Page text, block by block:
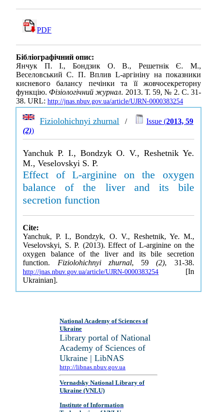
PDF
Бібліографічний опис:
Янчук П. І., Бондзик О. В., Решетнік Є. М.,
Веселовський С. П. Вплив L-аргініну на показники
кисневого балансу печінки та її жовчосекреторну
функцію. Фізіологічний журнал. 2013. Т. 59, № 2. С. 31-
38. URL: http://jnas.nbuv.gov.ua/article/UJRN-0000383254
Fiziolohichnyi zhurnal / Issue (2013, 59
(2))
Yanchuk P. I., Bondzyk O. V., Reshetnik Ye.
M., Veselovskyi S. P.
Effect of L-arginine on the oxygen
balance of the liver and its bile
secretion function
Cite:
Yanchuk, P. I., Bondzyk, O. V., Reshetnik, Ye. M.,
Veselovskyi, S. P. (2013). Effect of L-arginine on the
oxygen balance of the liver and its bile secretion
function. Fiziolohichnyi zhurnal, 59(2), 31-38.
http://jnas.nbuv.gov.ua/article/UJRN-0000383254 [In
Ukrainian].
National Academy of Sciences of
Ukraine
Library portal of National
Academy of Sciences of
Ukraine | LibNAS
http://libnas.nbuv.gov.ua
Vernadsky National Library of
Ukraine (VNLU)
Institute of Information